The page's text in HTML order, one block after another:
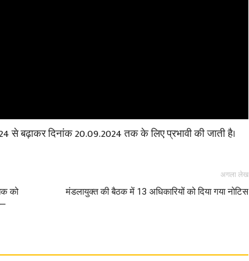
से बढ़ाकर दिनांक 20.09.2024 तक के लिए प्रभावी की जाती है।
को
अगला लेख
मंडलायुक्त की बैठक में 13 अधिकारियों को दिया गया नोटिस